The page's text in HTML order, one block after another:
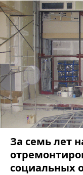
За семь лет
социальных